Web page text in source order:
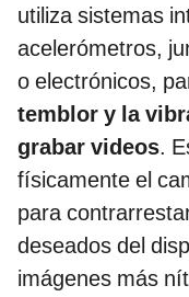
utiliza sistemas
acelerómetros,
o electrónicos,
temblor y la
grabar videos.
físicamente el
para
deseados del
imágenes más